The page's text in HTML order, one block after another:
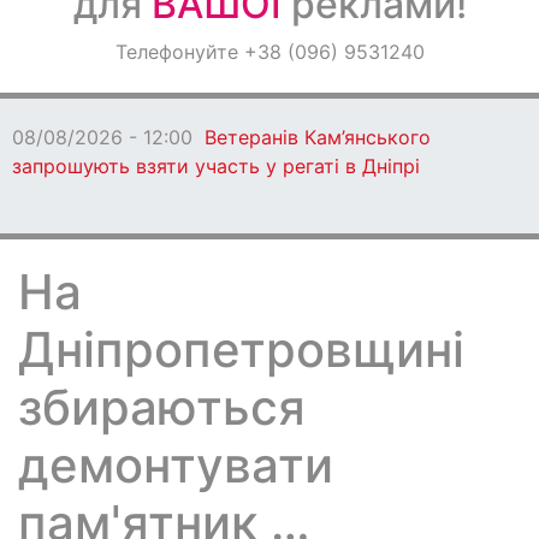
ОголошенняТелефонуйте +38 (096) 9531240
08/08/2026 - 12:00 Ветеранів Кам’янського
запрошують взяти участь у регаті в Дніпрі
На
Дніпропетровщині
збираються
демонтувати
пам'ятник …